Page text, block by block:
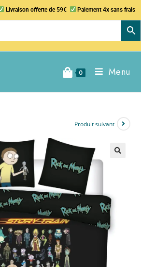
Livraison offerte de 59€ Paiement 4x sans frais
0 Menu
Produit suivant